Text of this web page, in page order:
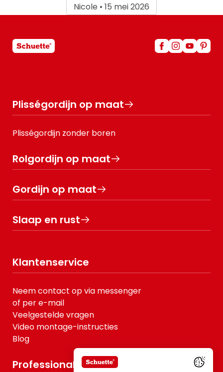
Nicole • 15 mei 2026
Plisségordijn op maat
Plisségordijn zonder boren
Rolgordijn op maat
Gordijn op maat
Slaap en rust
Klantenservice
Neem contact op via messenger
of per e-mail
Veelgestelde vragen
Video montage-instructies
Blog
Professionals